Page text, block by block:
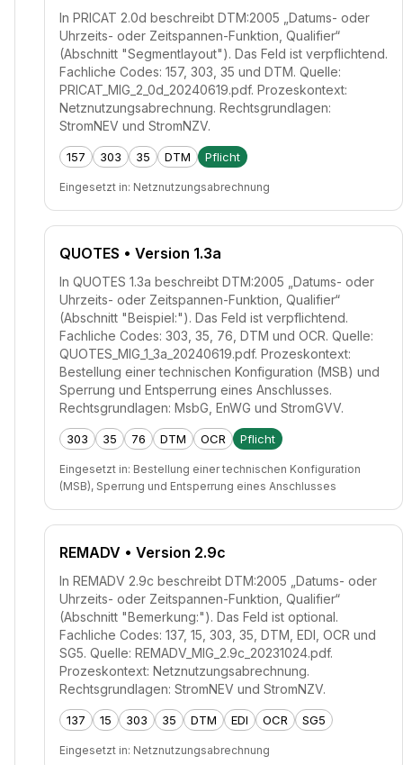
In PRICAT 2.0d beschreibt DTM:2005 „Datums- oder
Uhrzeits- oder Zeitspannen-Funktion, Qualifier“
(Abschnitt "Segmentlayout"). Das Feld ist verpflichtend.
Fachliche Codes: 157, 303, 35 und DTM. Quelle:
PRICAT_MIG_2_0d_20240619.pdf. Prozeskontext:
Netznutzungsabrechnung. Rechtsgrundlagen:
StromNEV und StromNZV.
157 303 35 DTM Pflicht
Eingesetzt in: Netznutzungsabrechnung
QUOTES • Version 1.3a
In QUOTES 1.3a beschreibt DTM:2005 „Datums- oder
Uhrzeits- oder Zeitspannen-Funktion, Qualifier“
(Abschnitt "Beispiel:"). Das Feld ist verpflichtend.
Fachliche Codes: 303, 35, 76, DTM und OCR. Quelle:
QUOTES_MIG_1_3a_20240619.pdf. Prozeskontext:
Bestellung einer technischen Konfiguration (MSB) und
Sperrung und Entsperrung eines Anschlusses.
Rechtsgrundlagen: MsbG, EnWG und StromGVV.
303 35 76 DTM OCR Pflicht
Eingesetzt in: Bestellung einer technischen Konfiguration
(MSB), Sperrung und Entsperrung eines Anschlusses
REMADV • Version 2.9c
In REMADV 2.9c beschreibt DTM:2005 „Datums- oder
Uhrzeits- oder Zeitspannen-Funktion, Qualifier“
(Abschnitt "Bemerkung:"). Das Feld ist optional.
Fachliche Codes: 137, 15, 303, 35, DTM, EDI, OCR und
SG5. Quelle: REMADV_MIG_2.9c_20231024.pdf.
Prozeskontext: Netznutzungsabrechnung.
Rechtsgrundlagen: StromNEV und StromNZV.
137 15 303 35 DTM EDI OCR SG5
Eingesetzt in: Netznutzungsabrechnung